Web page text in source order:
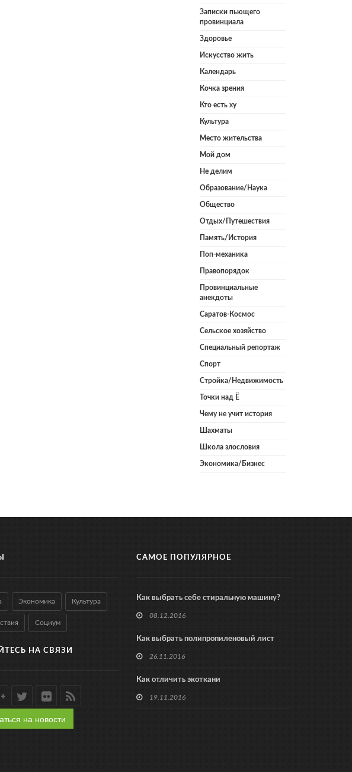
Записки пьющего
провинциала
Здоровье
Искусство жить
Календарь
Кочка зрения
Кто есть ху
Культура
Место жительства
Мой дом
Не делим
Образование/Наука
Общество
Отдых/Путешествия
Память/История
Поп-механика
Правопорядок
Провинциальные
анекдоты
Саратов-Космос
Сельское хозяйство
Специальный репортаж
Спорт
Стройка/Недвижимость
Точки над Ё
Чему не учит история
Шахматы
Школа злословия
Экономика/Бизнес
Экономика Культура
Социум
НА СВЯЗИ
на новости
САМОЕ ПОПУЛЯРНОЕ
Как выбрать себе стиральную машину?
08.12.2016
Как выбрать полипропиленовый лист
26.11.2016
Как отличить экоткани
19.11.2016